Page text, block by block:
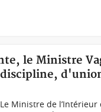
le Ministre
Ministre de l’Intérieur